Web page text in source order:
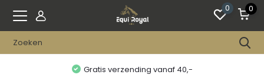
0 0
Gratis verzending vanaf 40,-